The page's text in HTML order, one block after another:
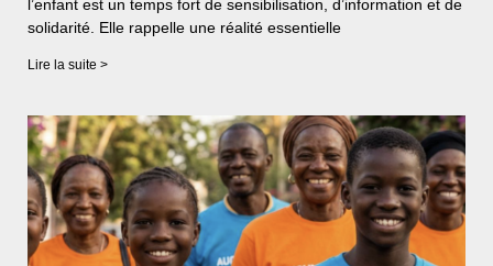
l’enfant est un temps fort de sensibilisation, d’information et de
solidarité. Elle rappelle une réalité essentielle
Lire la suite >